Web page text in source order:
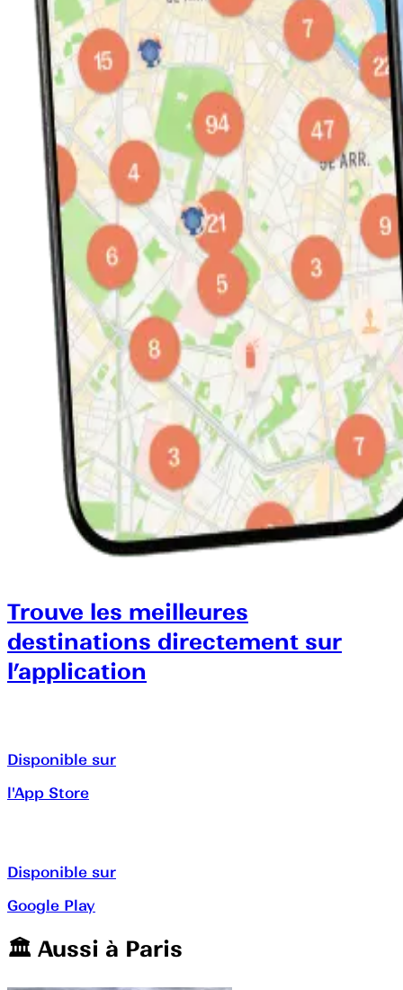
Trouve les meilleures
destinations directement sur
l’application
Disponible sur
l'App Store
Disponible sur
Google Play
🏛️️ Aussi à Paris